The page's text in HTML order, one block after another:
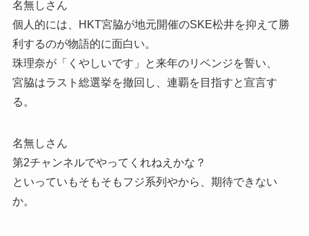
名無しさん
個人的には、HKT宮脇が地元開催のSKE松井を抑えて勝
利するのが物語的に面白い。
珠理奈が「くやしいです」と来年のリベンジを誓い、
宮脇はラスト総選挙を撤回し、連覇を目指すと宣言す
る。
名無しさん
第2チャンネルでやってくれねえかな？
といっていもそもそもフジ系列やから、期待できない
か。